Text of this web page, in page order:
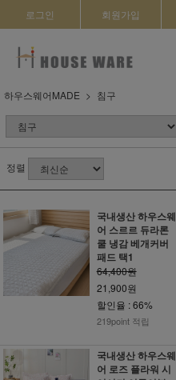
로그인 회원가입
하우스웨어MADE 침구
정렬
국내생산 하우스웨
어 스르르 듀라론
쿨 냉감 베개커버
패드 택1
64,400원
21,900원
할인율 : 66%
219point 적립
국내생산 하우스웨
어 로즈 플라워 시